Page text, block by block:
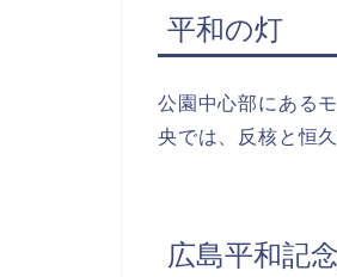
平和の灯
公園中心部にある
央では、反核と恒
広島平和記